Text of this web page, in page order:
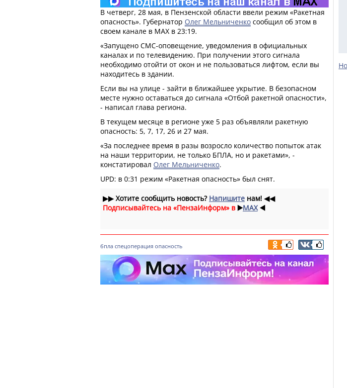
В четверг, 28 мая, в Пензенской области ввели режим «Ракетная
опасность». Губернатор Олег Мельниченко сообщил об этом в
своем канале в МАХ в 23:19.
«Запущено СМС-оповещение, уведомления в официальных
каналах и по телевидению. При получении этого сигнала
необходимо отойти от окон и не пользоваться лифтом, если вы
находитесь в здании.
Если вы на улице - зайти в ближайшее укрытие. В безопасном
месте нужно оставаться до сигнала «Отбой ракетной опасности»,
- написал глава региона.
В текущем месяце в регионе уже 5 раз объявляли ракетную
опасность: 5, 7, 17, 26 и 27 мая.
«За последнее время в разы возросло количество попыток атак
на наши территории, не только БПЛА, но и ракетами», -
констатировал Олег Мельниченко.
UPD: в 0:31 режим «Ракетная опасность» был снят.
▶▶Хотите сообщить новость? Напишите нам! ◀◀
Подписывайтесь на «ПензаИнформ» в ▶️MAX ◀️
бпла спецоперация опасность